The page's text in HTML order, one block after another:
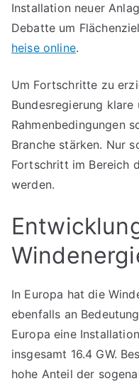
Installation neuer
Debatte um
heise online.
Um Fortschritte zu
Bundesregierung klare
Rahmenbedingungen
Branche stärken. Nur
Fortschritt im Bereich
werden.
In Europa hat die
ebenfalls an
Europa eine
insgesamt 16.4 GW.
hohe Anteil der